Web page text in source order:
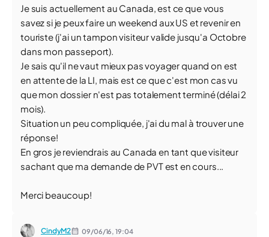
Je suis actuellement au Canada, est ce que vous
savez si je peux faire un weekend aux US et revenir en
touriste (j'ai un tampon visiteur valide jusqu'a Octobre
dans mon passeport).
Je sais qu'il ne vaut mieux pas voyager quand on est
en attente de la LI, mais est ce que c'est mon cas vu
que mon dossier n'est pas totalement terminé (délai 2
mois).
Situation un peu compliquée, j'ai du mal à trouver une
réponse!
En gros je reviendrais au Canada en tant que visiteur
sachant que ma demande de PVT est en cours...
Merci beaucoup!
CindyM2 09/06/16,19:04